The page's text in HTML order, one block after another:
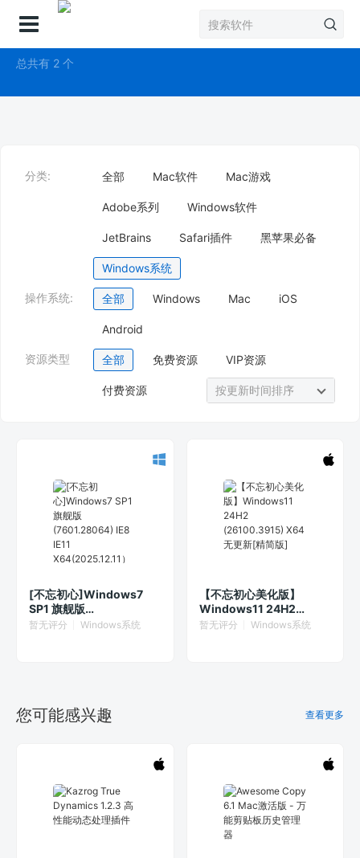
Windows系统
总共有 2 个
分类: 全部 Mac软件 Mac游戏
Adobe系列 Windows软件
JetBrains Safari插件 黑苹果必备
Windows系统
操作系统: 全部 Windows Mac iOS
Android
资源类型 全部 免费资源 VIP资源
付费资源 按更新时间排序
[不忘初心]Windows7
SP1 旗舰版
(7601.28064) IE8 IE11
暂无评分 Windows系统
【不忘初心美化版】
Windows11 24H2
(26100.3915) X64 无更
暂无评分 Windows系统
您可能感兴趣 查看更多